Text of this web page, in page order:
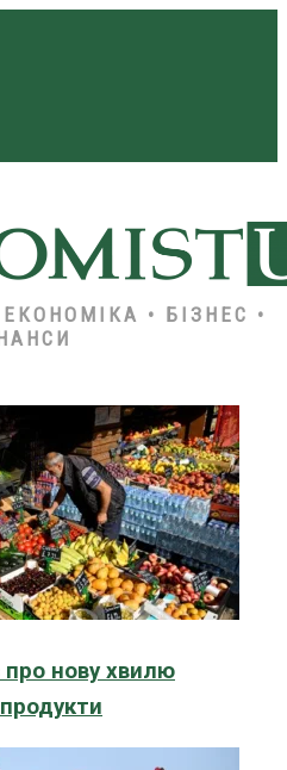
• БІЗНЕС •
нову хвилю